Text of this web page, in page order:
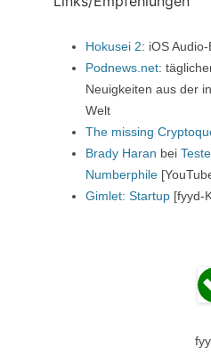
Hokusei 2: iOS
Podnews.net:
Neuigkeiten aus der
Welt
The missing
Brady Haran bei
Numberphile
Gimlet: Startup [fyyd-